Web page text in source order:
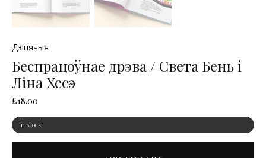
Дзіцячыя
Беспрацоўнае дрэва / Света Бень і
Ліна Хесэ
£18.00
In stock